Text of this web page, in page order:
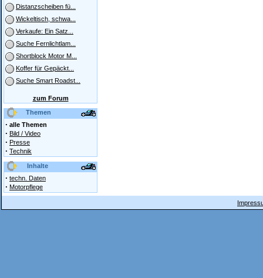
Distanzscheiben fü...
Wickeltisch, schwa...
Verkaufe: Ein Satz...
Suche Fernlichtlam...
Shortblock Motor M...
Koffer für Gepäckt...
Suche Smart Roadst...
zum Forum
Themen
· alle Themen
· Bild / Video
· Presse
· Technik
Inhalte
· techn. Daten
· Motorpflege